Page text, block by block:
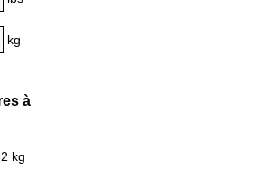
kg
à
kg